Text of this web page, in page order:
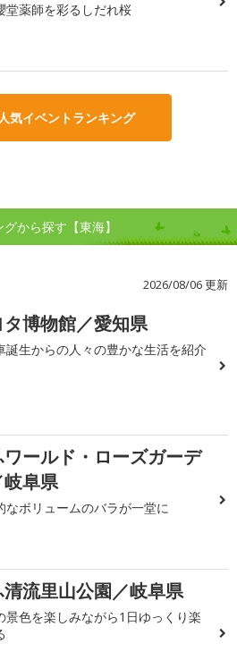
堂薬師を彩るしだれ桜
気イベントランキング
から探す【東海】
2026/08/06 更新
タ博物館／愛知県
誕生からの人々の豊かな生活を紹介
ワールド・ローズガーデ
岐阜県
なボリュームのバラが一堂に
清流里山公園／岐阜県
景色を楽しみながら1日ゆっくり楽